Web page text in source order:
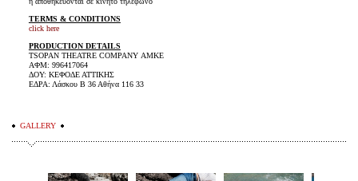
TERMS & CONDITIONS
click here
PRODUCTION DETAILS
TSOPAN THEATRE COMPANY ΑΜΚΕ
ΑΦΜ: 996417064
ΔΟΥ: ΚΕΦΟΔΕ ΑΤΤΙΚΗΣ
ΕΔΡΑ: Λάσκου Β 36 Αθήνα 116 33
GALLERY